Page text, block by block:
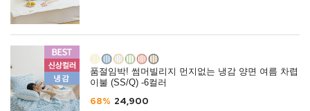
품절임박! 썸머빌리지 먼지없는 냉감 양면 여름 차렵
이불 (SS/Q) -6컬러
68% 24,900